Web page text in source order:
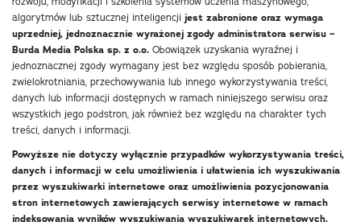
algorytmów lub sztucznej inteligencji jest zabronione oraz wymaga
uprzedniej, jednoznacznie wyrażonej zgody administratora serwisu –
Burda Media Polska sp. z o.o. Obowiązek uzyskania wyraźnej i
jednoznacznej zgody wymagany jest bez względu sposób pobierania,
zwielokrotniania, przechowywania lub innego wykorzystywania treści,
danych lub informacji dostępnych w ramach niniejszego serwisu oraz
wszystkich jego podstron, jak również bez względu na charakter tych
treści, danych i informacji.
Powyższe nie dotyczy wyłącznie przypadków wykorzystywania treści,
danych i informacji w celu umożliwienia i ułatwienia ich wyszukiwania
przez wyszukiwarki internetowe oraz umożliwienia pozycjonowania
stron internetowych zawierających serwisy internetowe w ramach
indeksowania wyników wyszukiwania wyszukiwarek internetowych.